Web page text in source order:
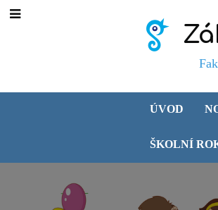
Fakultní
ÚVOD
ŠKOLNÍ